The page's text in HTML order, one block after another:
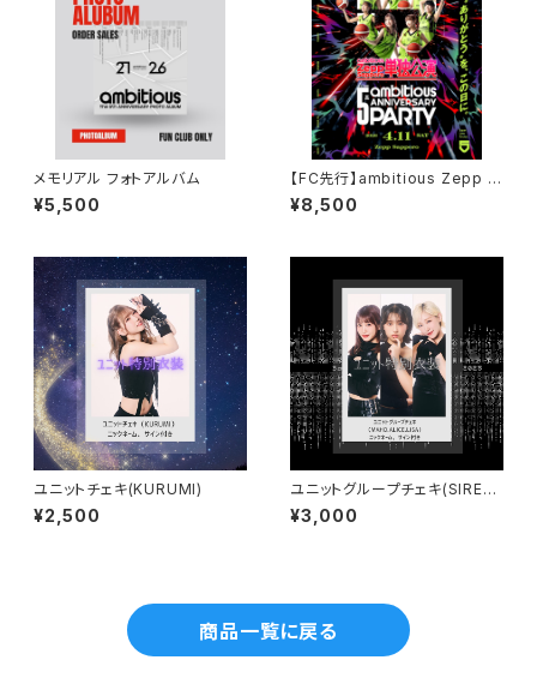
メモリアル フォトアルバム
¥5,500
【FC先行】ambitious Zepp S
apporo単独公演-5th Annive
rsary Party FC先行チケット
¥8,500
ユニットチェキ(KURUMI)
¥2,500
ユニットグループチェキ(SIREN
3)(LISA,MAHO,ALICE)
¥3,000
商品一覧に戻る